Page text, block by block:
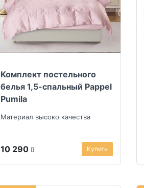
Комплект постельного
белья 1,5-спальный Pappel
Pumila
Материал высоко качества
10 290 Купить